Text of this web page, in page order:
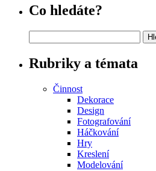
Co hledáte?
Rubriky a témata
Činnost
Dekorace
Design
Fotografování
Háčkování
Hry
Kreslení
Modelování